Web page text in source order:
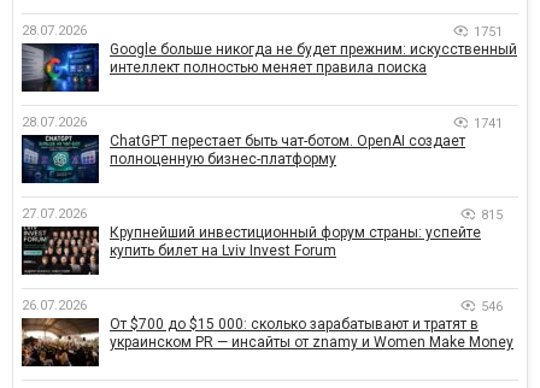
28.07.2026 1751
Google больше никогда не будет прежним: искусственный
интеллект полностью меняет правила поиска
28.07.2026 1741
ChatGPT перестает быть чат-ботом. OpenAI создает
полноценную бизнес-платформу
27.07.2026 815
Крупнейший инвестиционный форум страны: успейте
купить билет на Lviv Invest Forum
26.07.2026 546
От $700 до $15 000: сколько зарабатывают и тратят в
украинском PR — инсайты от znamy и Women Make Money